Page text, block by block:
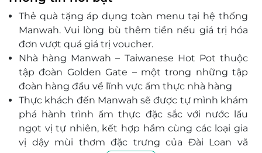
Tầng 2 tòa nhà Đông Kinh, số 3 Lê Thái Tổ, P.Hàng
Trống, Q.Hoàn Kiếm, Tp.Hà Nội
Tòa nhà Park Home, Trần Thái Tông, Cầu Giấy, Hà Nội
Số 74 Trích Sài, P.Võng Thị, Q.Tây Hồ, Tp.Hà Nội
Gian hàng TL - 46A, TTTM Vincom Mega Mall Times
city, 458 Minh Khai, Hai Bà Trưng, Hà Nội
34 Nguyễn Hoàng, Mỹ Đình, Nam Từ Liêm, Hà Nội
Số 346, Tầng 3, Tòa nhà Lotte Mall, số 272 đường Võ
Chí Công, P.Phú Thượng, Q.Tây Hồ, TP.Hà Nội
Thẻ quà tặng áp dụng toàn menu tại hệ thống
Manwah. Vui lòng bù thêm tiền nếu giá trị hóa
đơn vượt quá giá trị voucher.
Nhà hàng Manwah – Taiwanese Hot Pot thuộc
tập đoàn Golden Gate – một trong những tập
đoàn hàng đầu về lĩnh vực ẩm thực nhà hàng
Thực khách đến Manwah sẽ được tự mình khám
phá hành trình ẩm thực đặc sắc với nước lẩu
ngọt vị tự nhiên, kết hợp hầm cùng các loại gia
vị dậy mùi thơm đặc trưng của Đài Loan vã